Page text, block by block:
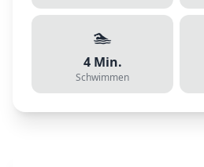
🏊
4Min.
Schwimmen